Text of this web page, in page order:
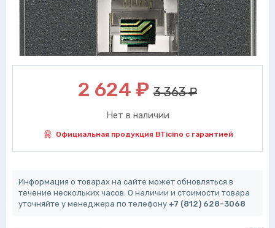
2 624 ₽ 3 363 ₽
Нет в наличии
Официальная продукция BTicino с гарантией
Информация о товарах на сайте может обновляться в
течение нескольких часов. О наличии и стоимости товара
уточняйте у менеджера по телефону +7 (812) 628-3068